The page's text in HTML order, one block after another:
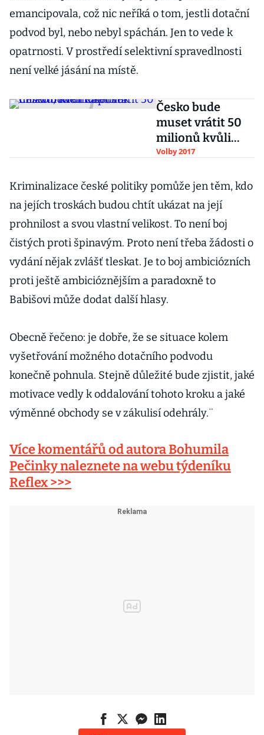
emancipovala, což nic neříká o tom, jestli dotační
podvod byl, nebo nebyl spáchán. Jen to vede k
opatrnosti. V prostředí selektivní spravedlnosti
není velké jásání na místě.
Česko bude
muset vrátit 50
milionů kvůli
Čapímu hnízdu,
Volby 2017
Kriminalizace české politiky pomůže jen těm, kdo
na jejích troskách budou chtít ukázat na její
prohnilost a svou vlastní velikost. To není boj
čistých proti špinavým. Proto není třeba žádosti o
vydání nějak zvlášť tleskat. Je to boj ambiciózních
proti ještě ambicióznějším a paradoxně to
Babišovi může dodat další hlasy.
Obecně řečeno: je dobře, že se situace kolem
vyšetřování možného dotačního podvodu
konečně pohnula. Stejně důležité bude zjistit, jaké
motivace vedly k oddalování tohoto kroku a jaké
výměnné obchody se v zákulisí odehrály.¨
Více komentářů od autora Bohumila
Pečinky naleznete na webu týdeníku
Reflex >>>